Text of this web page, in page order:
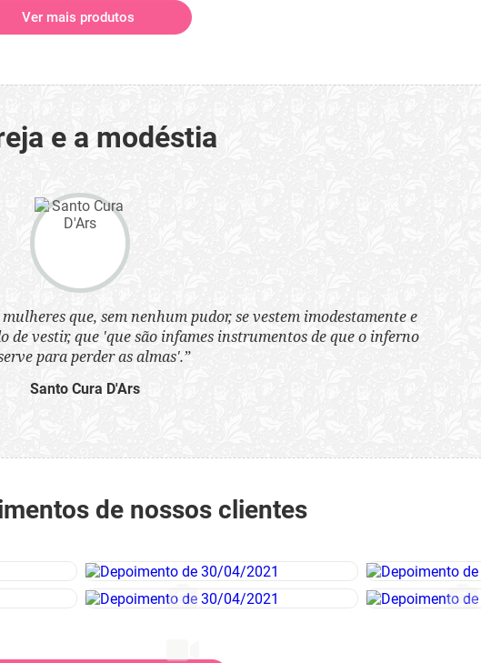
Ver mais produtos
e a modéstia
que, sem nenhum pudor, se vestem imodestamente e
de vestir, que 'que são infames instrumentos de que o inferno
para perder as almas'.”
Santo Cura D'Ars
de nossos clientes